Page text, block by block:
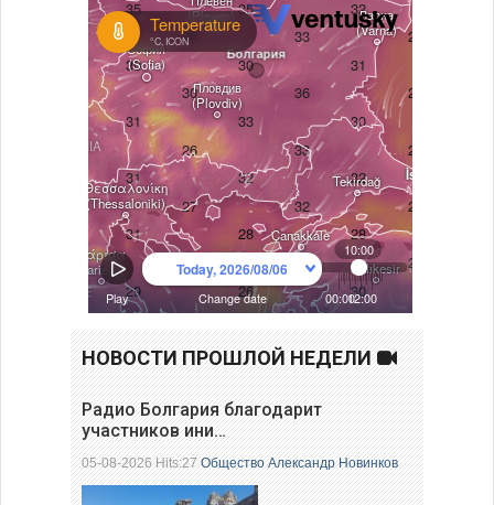
НОВОСТИ ПРОШЛОЙ НЕДЕЛИ
Радио Болгария благодарит
участников ини…
05-08-2026 Hits:27Общество Александр Новинков